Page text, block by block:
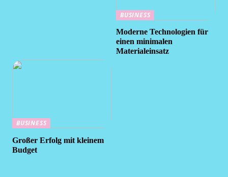
BUSINESS
Moderne Technologien für
einen minimalen
Materialeinsatz
BUSINESS
Großer Erfolg mit kleinem
Budget